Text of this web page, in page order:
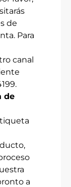
de
Para
canal
.
de
a